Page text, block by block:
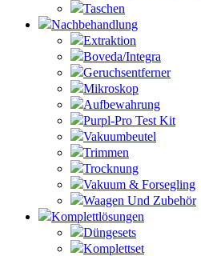
Taschen
Nachbehandlung
Extraktion
Boveda/Integra
Geruchsentferner
Mikroskop
Aufbewahrung
Purpl-Pro Test Kit
Vakuumbeutel
Trimmen
Trocknung
Vakuum & Forsegling
Waagen Und Zubehör
Komplettlösungen
Düngesets
Komplettset